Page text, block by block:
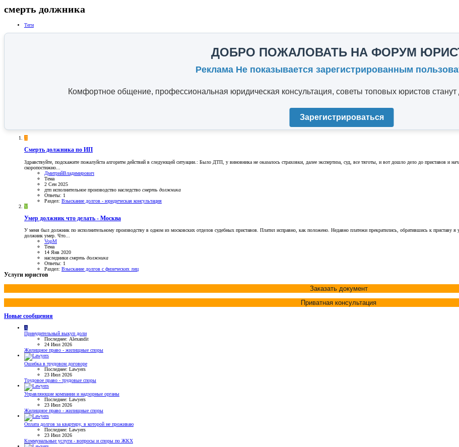
смерть должника
Теги
ДОБРО ПОЖАЛОВАТЬ НА ФОРУМ
Реклама Не показывается зарегистрированным
Комфортное общение, профессиональная юридическая консультация, советы топовых юристов
Зарегистрироваться
Д
Смерть должника по ИП
Здравствуйте, подскажите пожалуйста алгоритм действий в следующей ситуации.: Было ДТП, у виновника не оказалось страховки, далее экспертиза, суд, все тяготы, и вот дошло дело до приставов
скоропостижно...
ДмитрийВладимирович
Тема
2 Сен 2025
дтп исполнительное производство наследство смерть должника
Ответы: 1
Раздел: Взыскание долгов - юридическая консультация
V
Умер должник что делать - Москва
У меня был должник по исполнительному производству в одном из московских отделов судебных приставов. Платил исправно, как положено. Недавно платежи прекратились, обратившись к приставу я
должник умер. Что...
VopM
Тема
14 Янв 2020
наследники смерть должника
Ответы: 1
Раздел: Взыскание долгов с физических лиц
Услуги юристов
Заказать документ
Приватная консультация
Новые сообщения
A
Принудительный выкуп доли
Последнее: Alexandit
24 Июл 2026
Жилищное право - жилищные споры
Ошибка в трудовом договоре
Последнее: Lawyers
23 Июл 2026
Трудовое право - трудовые споры
Управляющие компании и надзорные органы
Последнее: Lawyers
23 Июл 2026
Жилищное право - жилищные споры
Оплата долгов за квартиру, в которой не проживаю
Последнее: Lawyers
23 Июл 2026
Коммунальные услуги - вопросы и споры по ЖКХ